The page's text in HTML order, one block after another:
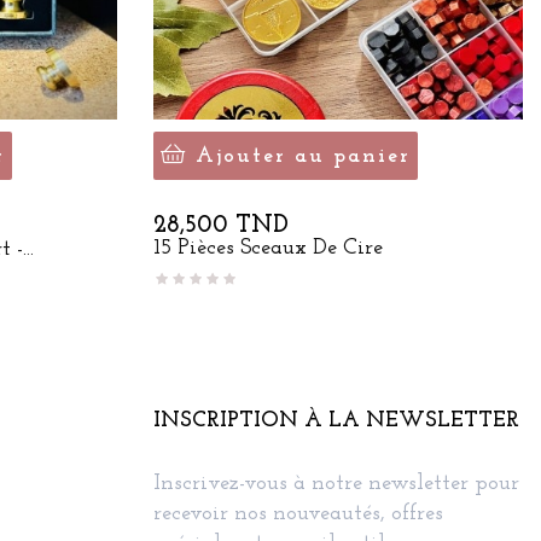
-...
Ajouter au panier
Prix
28,500 TND
15 Pièces Sceaux De Cire
INSCRIPTION À LA NEWSLETTER
Inscrivez-vous à notre newsletter pour
recevoir nos nouveautés, offres